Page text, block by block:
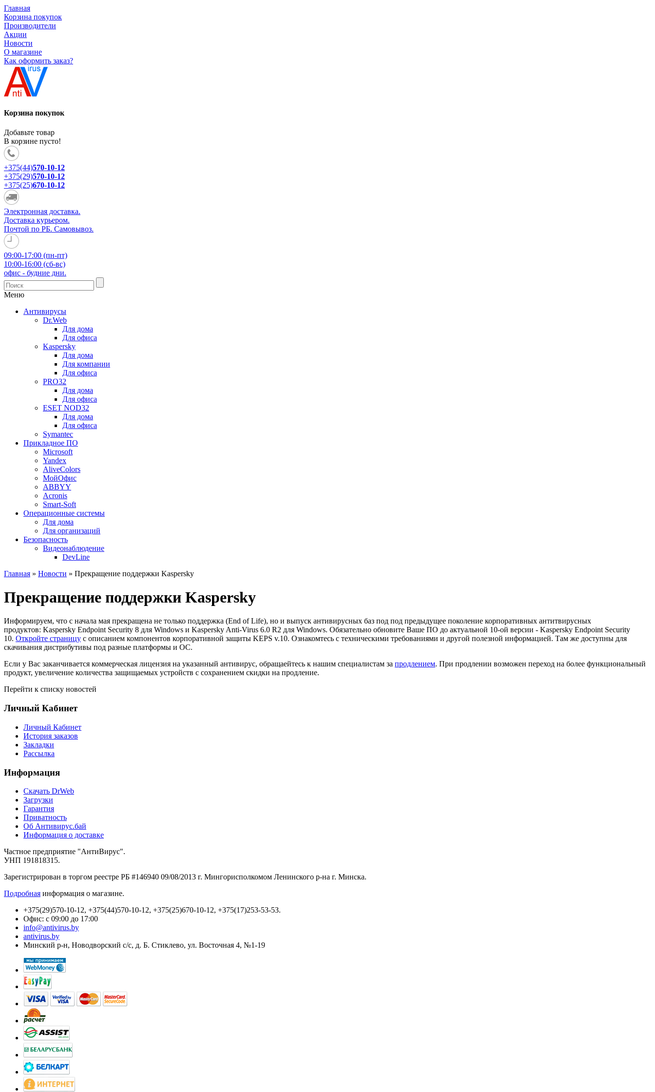
Главная
Корзина покупок
Производители
Акции
Новости
О магазине
Как оформить заказ?
Корзина покупок
Добавьте товар
В корзине пусто!
+375(44)570-10-12
+375(29)570-10-12
+375(25)670-10-12
Электронная доставка.
Доставка курьером.
Почтой по РБ. Самовывоз.
09:00-17:00 (пн-пт)
10:00-16:00 (сб-вс)
офис - будние дни.
Меню
Антивирусы
Dr.Web
Для дома
Для офиса
Kaspersky
Для дома
Для компании
Для офиса
PRO32
Для дома
Для офиса
ESET NOD32
Для дома
Для офиса
Symantec
Прикладное ПО
Microsoft
Yandex
AliveColors
МойОфис
ABBYY
Acronis
Smart-Soft
Операционные системы
Для дома
Для организаций
Безопасность
Видеонаблюдение
DevLine
Главная » Новости » Прекращение поддержки Kaspersky
Прекращение поддержки Kaspersky
Информируем, что с начала мая прекращена не только поддержка (End of Life), но и выпуск антивирусных баз под под предыдущее поколение корпоративных антитвирусных
продуктов: Kaspersky Endpoint Security 8 для Windows и Kaspersky Anti-Virus 6.0 R2 для Windows. Обязательно обновите Ваше ПО до актуальной 10-ой версии - Kaspersky Endpoint Security
10. Откройте страницу с описанием компонентов корпоративной защиты KEPS v.10. Ознакомтесь с техническими требованиями и другой полезной информацией. Там же доступны для
скачивания дистрибутивы под разные платформы и ОС.
Если у Вас заканчивается коммерческая лицензия на указанный антивирус, обращаейтесь к нашим специалистам за продлением. При продлении возможен переход на более функциональный
продукт, увеличение количества защищаемых устройств с сохранением скидки на продление.
Перейти к списку новостей
Личный Кабинет
Личный Кабинет
История заказов
Закладки
Рассылка
Информация
Cкачать DrWeb
Загрузки
Гарантия
Приватность
Об Антивирус.бай
Информация о доставке
Частное предприятие "АнтиВирус".
УНП 191818315.
Зарегистрирован в торгом реестре РБ #146940 09/08/2013 г. Мингорисполкомом Ленинского р-на г. Минска.
Подробная информация о магазине.
+375(29)570-10-12, +375(44)570-10-12, +375(25)670-10-12, +375(17)253-53-53.
Офис: с 09:00 до 17:00
info@antivirus.by
antivirus.by
Минский р-н, Новодворский с/с, д. Б. Стиклево, ул. Восточная 4, №1-19